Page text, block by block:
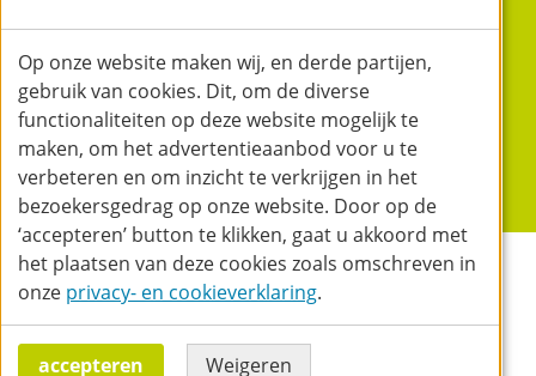
Liduina
Bemmel
Gouden
Appel
120
6681WP
© 2026 RijnWaal Zorggroep Cookie instellingen
Ontwikkeld
door a&m impact
Privacy Disclaimer
Op onze website maken wij, en derde partijen,
gebruik van cookies. Dit, om de diverse
functionaliteiten op deze website mogelijk te
maken, om het advertentieaanbod voor u te
verbeteren en om inzicht te verkrijgen in het
bezoekersgedrag op onze website. Door op de
‘accepteren’ button te klikken, gaat u akkoord met
het plaatsen van deze cookies zoals omschreven in
onze privacy- en cookieverklaring.
accepteren Weigeren